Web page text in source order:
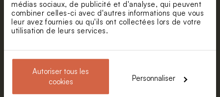
médias sociaux, de publicité et d'analyse, qui peuvent
combiner celles-ci avec d'autres informations que vous
leur avez fournies ou qu'ils ont collectées lors de votre
utilisation de leurs services.
Autoriser tous les
cookies
Personnaliser
de réduction.
Prénom
E-mail
S'abonner